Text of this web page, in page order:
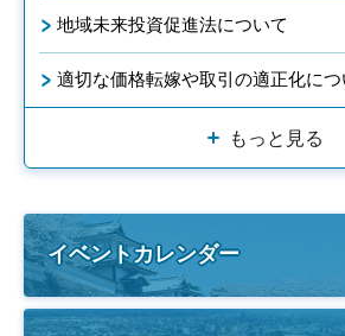
地域未来投資促進法について
適切な価格転嫁や取引の適正化につ
もっと見る
イベントカレンダー